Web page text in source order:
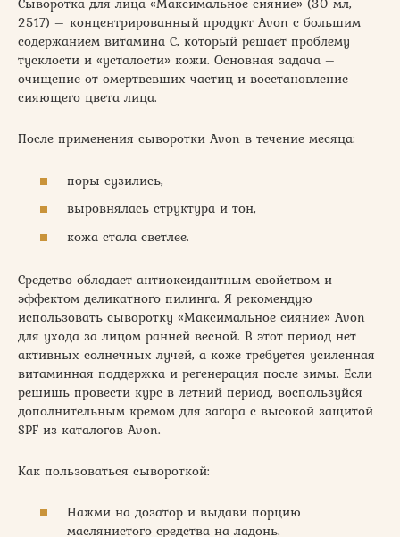
2517) – концентрированный продукт Avon с большим
содержанием витамина C, который решает проблему
тусклости и «усталости» кожи. Основная задача –
очищение от омертвевших частиц и восстановление
сияющего цвета лица.
После применения сыворотки Avon в течение месяца:
поры сузились,
выровнялась структура и тон,
кожа стала светлее.
Средство обладает антиоксидантным свойством и
эффектом деликатного пилинга. Я рекомендую
использовать сыворотку «Максимальное сияние» Avon
для ухода за лицом ранней весной. В этот период нет
активных солнечных лучей, а коже требуется усиленная
витаминная поддержка и регенерация после зимы. Если
решишь провести курс в летний период, воспользуйся
дополнительным кремом для загара с высокой защитой
SPF из каталогов Avon.
Как пользоваться сывороткой:
Нажми на дозатор и выдави порцию
маслянистого средства на ладонь.